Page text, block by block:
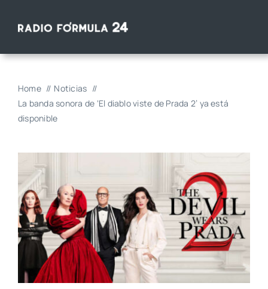
Home
Noticias
La banda sonora de ‘El diablo viste de Prada 2’ ya está
disponible